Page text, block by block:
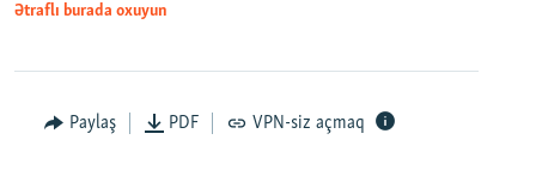
Ətraflı burada oxuyun
Paylaş PDF VPN-siz açmaq